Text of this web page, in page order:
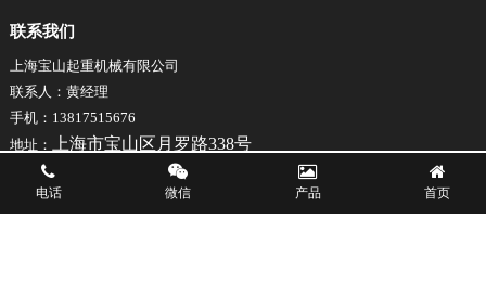
联系我们
上海宝山起重机械有限公司
联系人：黄经理
手机：13817515676
地址：
上海市宝山区月罗路338号
电话 微信 产品 首页